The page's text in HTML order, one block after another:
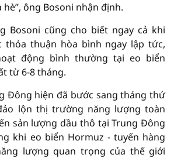
ông Bosoni nhận định.
Bosoni cũng cho biết ngay cả khi
thỏa thuận hòa bình ngay lập tức,
động bình thường tại eo biển
từ 6-8 tháng.
Đông hiện đã bước sang tháng thứ
lộn thị trường năng lượng toàn
sản lượng dầu thô tại Trung Đông
khi eo biển Hormuz - tuyến hàng
lượng quan trọng của thế giới